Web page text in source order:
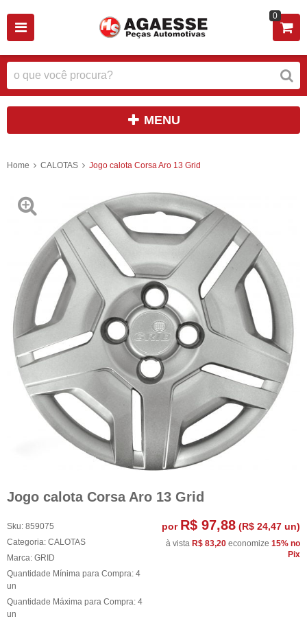
0
MENU
Home CALOTAS Jogo calota Corsa Aro 13 Grid
Jogo calota Corsa Aro 13 Grid
Sku: 859075
Categoria: CALOTAS
Marca: GRID
Quantidade Mínima para Compra: 4
un
Quantidade Máxima para Compra: 4
un
por R$ 97,88 (R$ 24,47 un)
à vista R$ 83,20 economize 15% no
Pix